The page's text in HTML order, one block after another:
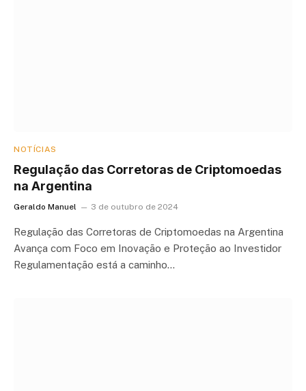
NOTÍCIAS
Regulação das Corretoras de Criptomoedas
na Argentina
Geraldo Manuel 3 de outubro de 2024
Regulação das Corretoras de Criptomoedas na Argentina
Avança com Foco em Inovação e Proteção ao Investidor
Regulamentação está a caminho…